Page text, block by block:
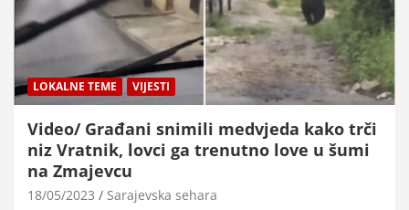
LOKALNE TEME VIJESTI
Video/ Građani snimili medvjeda kako trči
niz Vratnik, lovci ga trenutno love u šumi
na Zmajevcu
18/05/2023 Sarajevska sehara